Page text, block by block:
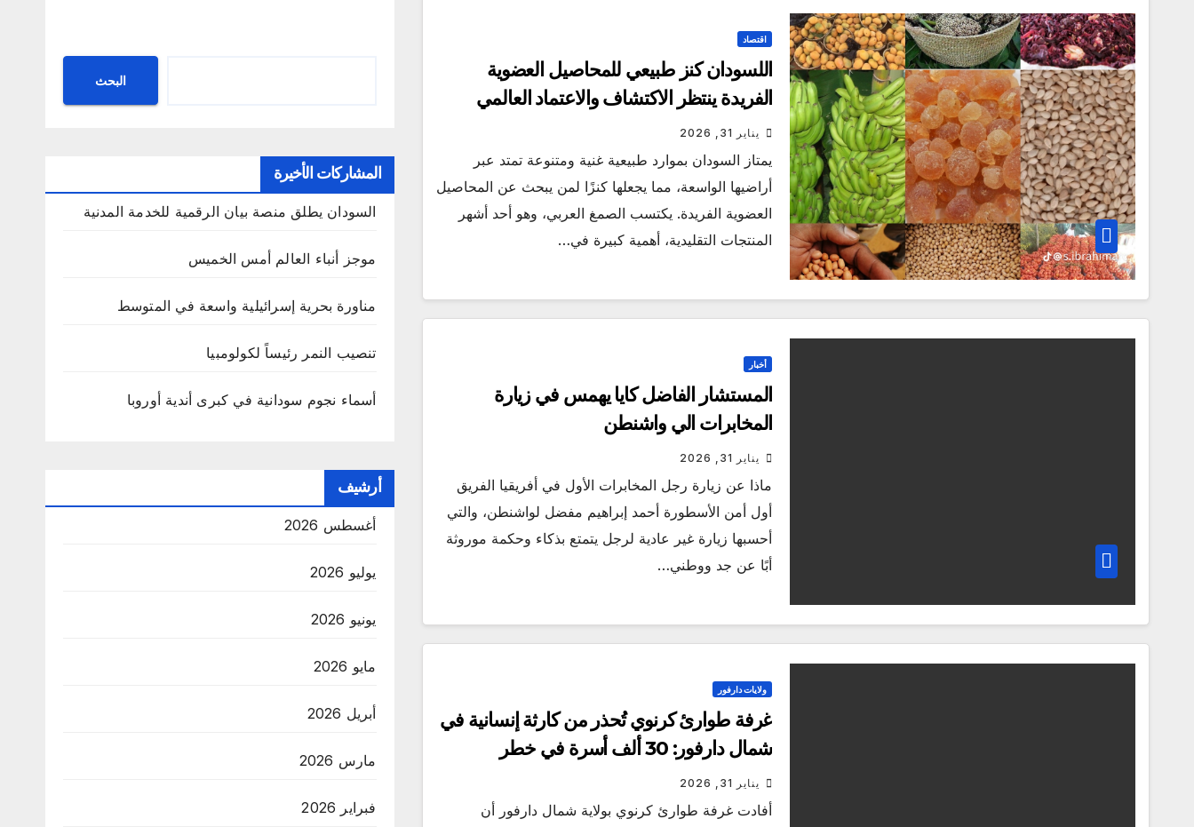
اقتصاد
اللسودان كنز طبيعي للمحاصيل العضوية
الفريدة ينتظر الاكتشاف والاعتماد العالمي
يناير 31, 2026
يمتاز السودان بموارد طبيعية غنية ومتنوعة تمتد عبر
أراضيها الواسعة، مما يجعلها كنزًا لمن يبحث عن المحاصيل
العضوية الفريدة. يكتسب الصمغ العربي، وهو أحد أشهر
المنتجات التقليدية، أهمية كبيرة في…
أخبار
المستشار الفاضل كايا يهمس في زيارة
المخابرات الي واشنطن
يناير 31, 2026
ماذا عن زيارة رجل المخابرات الأول في أفريقيا الفريق
أول أمن الأسطورة أحمد إبراهيم مفضل لواشنطن، والتي
أحسبها زيارة غير عادية لرجل يتمتع بذكاء وحكمة موروثة
أبًا عن جد ووطني…
ولايات دارفور
غرفة طوارئ كرنوي تُحذر من كارثة إنسانية في
شمال دارفور: 30 ألف أسرة في خطر
يناير 31, 2026
أفادت غرفة طوارئ كرنوي بولاية شمال دارفور أن
البحث
المشاركات الأخيرة
السودان يطلق منصة بيان الرقمية للخدمة المدنية
موجز أنباء العالم أمس الخميس
مناورة بحرية إسرائيلية واسعة في المتوسط
تنصيب النمر رئيساً لكولومبيا
أسماء نجوم سودانية في كبرى أندية أوروبا
أرشيف
أغسطس 2026
يوليو 2026
يونيو 2026
مايو 2026
أبريل 2026
مارس 2026
فبراير 2026